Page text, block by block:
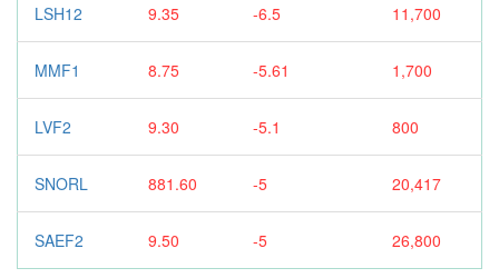
LSH12 9.35 -6.5 11,700
MMF1 8.75 -5.61 1,700
LVF2 9.30 -5.1 800
SNORL 881.60 -5 20,417
SAEF2 9.50 -5 26,800